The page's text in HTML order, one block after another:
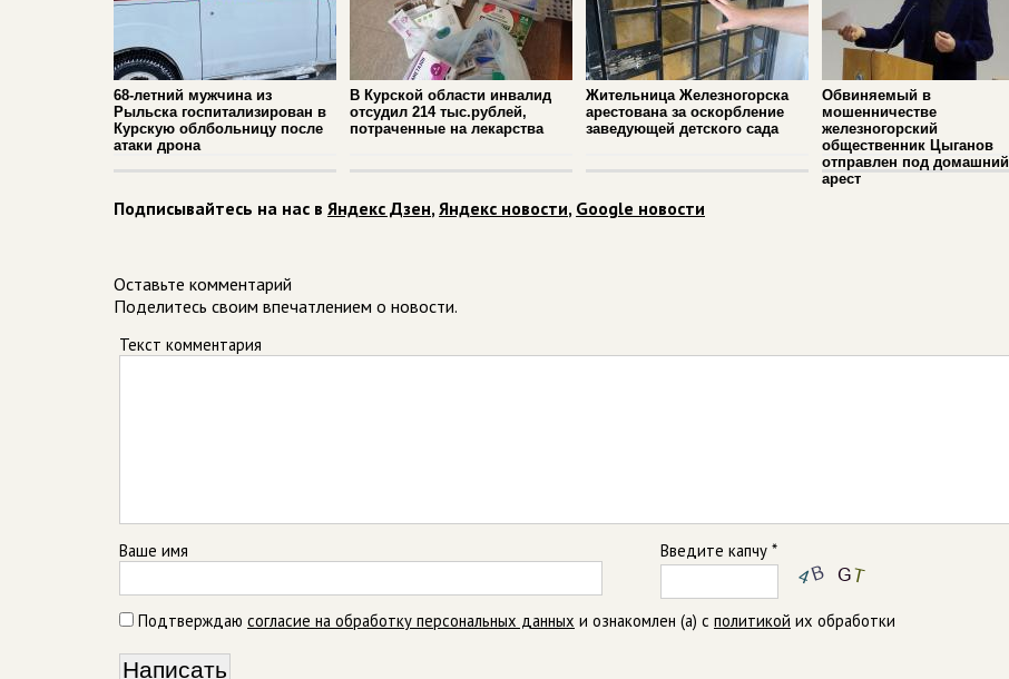
68-летний мужчина из
Рыльска госпитализирован в
Курскую облбольницу после
атаки дрона
В Курской области инвалид
отсудил 214 тыс.рублей,
потраченные на лекарства
Жительница Железногорска
арестована за оскорбление
заведующей детского сада
Обвиняемый в
мошенничестве
железногорский
общественник Цыганов
отправлен под домашний
арест
Подписывайтесь на нас в Яндекс Дзен,Яндекс новости, Google новости
Оставьте комментарий
Поделитесь своим впечатлением о новости.
Текст комментария
Ваше имя Введите капчу *
Подтверждаю согласие на обработку персональных данных и ознакомлен (а) с политикой их обработки